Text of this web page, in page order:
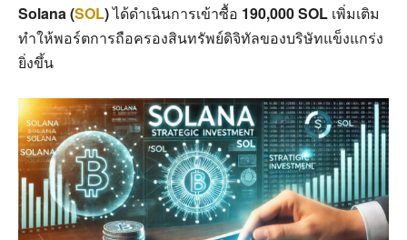
ปโต
Solana (SOL)ได้ดำเนินการเข้าซื้อ 190,000 SOL เพิ่มเติม
ทำให้พอร์ตการถือครองสินทรัพย์ดิจิทัลของบริษัทแข็งแกร่ง
ยิ่งขึ้น